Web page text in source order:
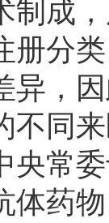
制成
册分
异，
不同
央常
体药